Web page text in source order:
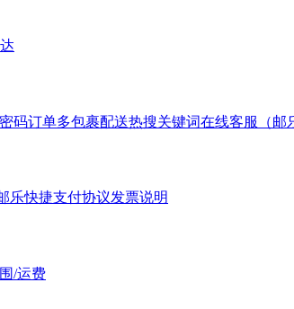
码订单多包裹配送热搜关键词在线客服（邮
乐快捷支付协议发票说明
/运费